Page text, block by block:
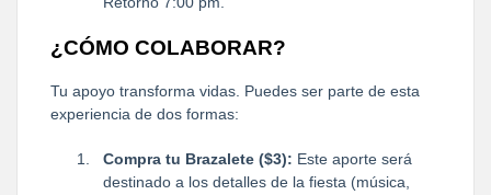
¿CÓMO COLABORAR?
Tu apoyo transforma vidas. Puedes ser parte de esta
experiencia de dos formas:
1. Compra tu Brazalete ($3): Este aporte será
destinado a los detalles de la fiesta (música,